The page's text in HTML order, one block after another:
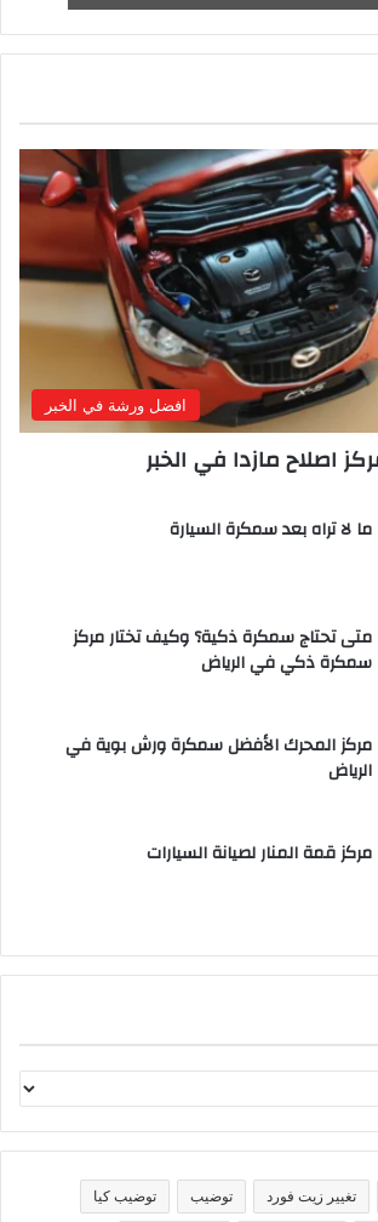
افضل ورشة في الخبر
اصلاح مازدا في الخبر
ما لا تراه بعد سمكرة السيارة
متى تحتاج سمكرة ذكية؟ وكيف تختار مركز
سمكرة ذكي في الرياض
مركز المحرك الأفضل سمكرة ورش بوية في
الرياض
مركز قمة المنار لصيانة السيارات
تغيير زيت فورد توضيب توضيب كيا